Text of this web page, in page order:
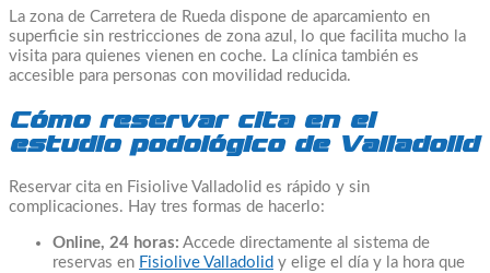
La zona de Carretera de Rueda dispone de aparcamiento en
superficie sin restricciones de zona azul, lo que facilita mucho la
visita para quienes vienen en coche. La clínica también es
accesible para personas con movilidad reducida.
Cómo reservar cita en el
estudio podológico de Valladolid
Reservar cita en Fisiolive Valladolid es rápido y sin
complicaciones. Hay tres formas de hacerlo:
Online, 24 horas: Accede directamente al sistema de
reservas en Fisiolive Valladolid y elige el día y la hora que